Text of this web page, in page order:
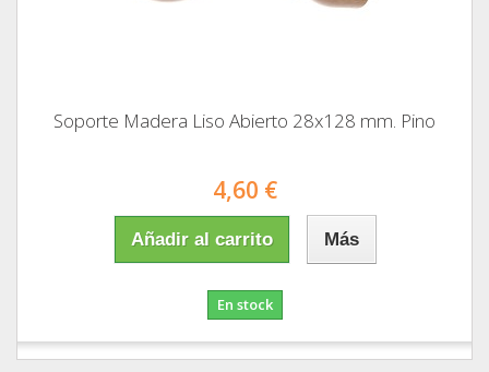
Soporte Madera Liso Abierto 28x128 mm. Pino
4,60 €
Añadir al carrito Más
En stock